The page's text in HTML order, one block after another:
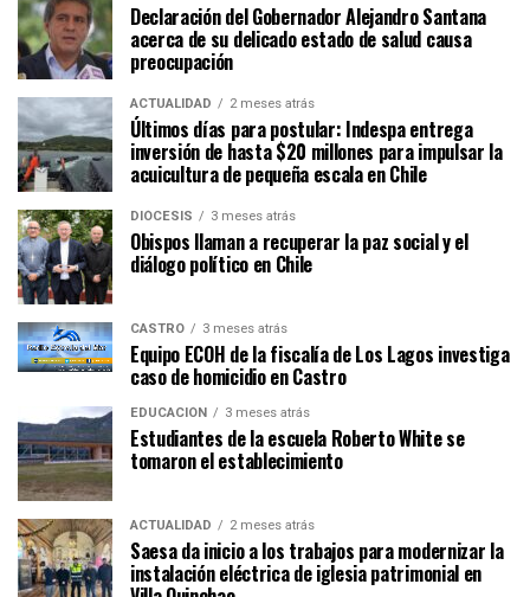
Declaración del Gobernador Alejandro Santana
acerca de su delicado estado de salud causa
preocupación
ACTUALIDAD 2 meses atrás
Últimos días para postular: Indespa entrega
inversión de hasta $20 millones para impulsar la
acuicultura de pequeña escala en Chile
DIÓCESIS 3 meses atrás
Obispos llaman a recuperar la paz social y el
diálogo político en Chile
CASTRO 3 meses atrás
Equipo ECOH de la fiscalía de Los Lagos investiga
caso de homicidio en Castro
EDUCACIÓN 3 meses atrás
Estudiantes de la escuela Roberto White se
tomaron el establecimiento
ACTUALIDAD 2 meses atrás
Saesa da inicio a los trabajos para modernizar la
instalación eléctrica de iglesia patrimonial en